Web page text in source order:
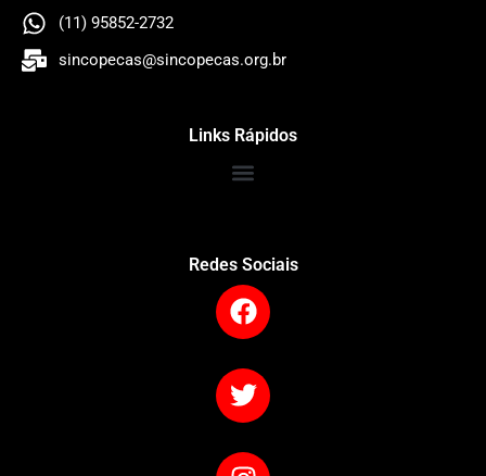
(11) 95852-2732
sincopecas@sincopecas.org.br
Links Rápidos
Redes Sociais